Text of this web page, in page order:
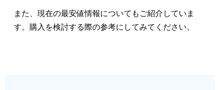
また、現在の最安値情報についてもご紹介していま
す。購入を検討する際の参考にしてみてください。